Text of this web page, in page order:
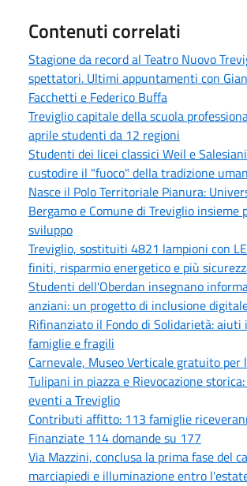
Contenuti correlati
Stagione da record al Teatro Nuovo
spettatori. Ultimi appuntamenti con
Facchetti e Federico Buffa
Treviglio capitale della scuola
aprile studenti da 12 regioni
Studenti dei licei classici Weil e
custodire il "fuoco" della tradizione
Nasce il Polo Territoriale Pianura:
Bergamo e Comune di Treviglio insieme
sviluppo
Treviglio, sostituiti 4821 lampioni con
finiti, risparmio energetico e più
Studenti dell'Oberdan insegnano
anziani: un progetto di inclusione
Rifinanziato il Fondo di Solidarietà:
famiglie e fragili
Carnevale, Museo Verticale gratuito per
Tulipani in piazza e Rievocazione
eventi a Treviglio
Contributi affitto: 113 famiglie
Finanziate 114 domande su 177
Via Mazzini, conclusa la prima fase del
marciapiedi e illuminazione entro